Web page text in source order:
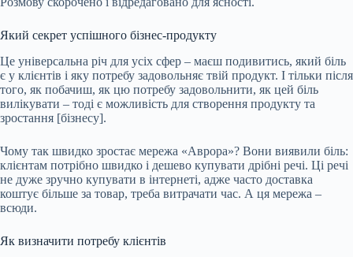
Який секрет успішного бізнес-продукту
Це універсальна річ для усіх сфер – маєш подивитись, який біль
є у клієнтів і яку потребу задовольняє твій продукт. І тільки після
того, як побачиш, як цю потребу задовольнити, як цей біль
вилікувати – тоді є можливість для створення продукту та
зростання [бізнесу].
Чому так швидко зростає мережа «Аврора»? Вони виявили біль:
клієнтам потрібно швидко і дешево купувати дрібні речі. Ці речі
не дуже зручно купувати в інтернеті, адже часто доставка
коштує більше за товар, треба витрачати час. А ця мережа –
всюди.
Як визначити потребу клієнтів